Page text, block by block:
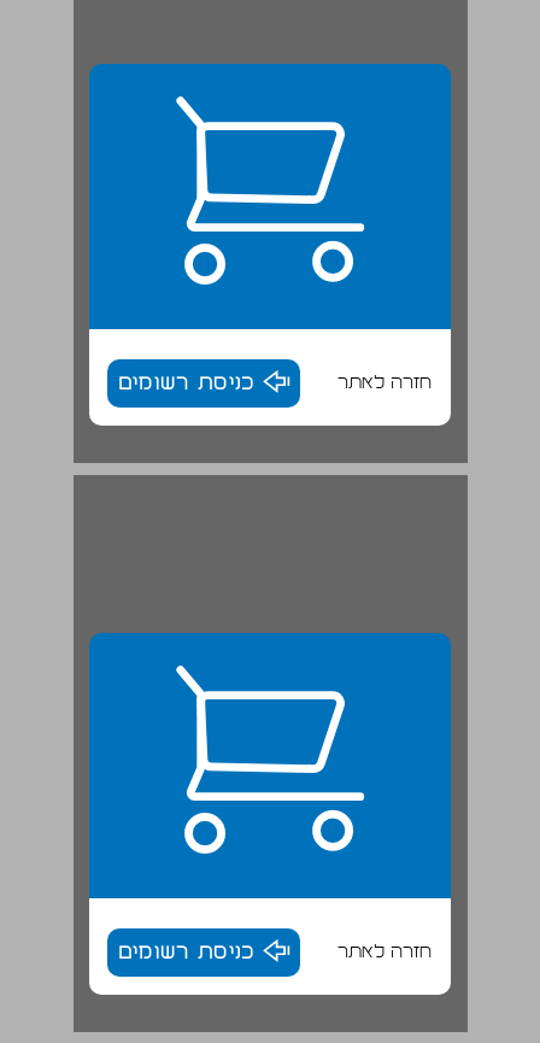
חזרה לאתר כניסת רשומים
חזרה לאתר כניסת רשומים
ההתפתחות בייעוד ובפעילות של אונר"א ... 17